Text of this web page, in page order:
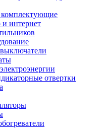
интернет
отвертки